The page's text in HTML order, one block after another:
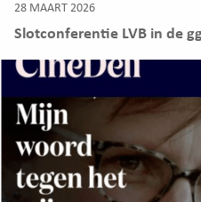
28 MAART 2026
Slotconferentie LVB in de